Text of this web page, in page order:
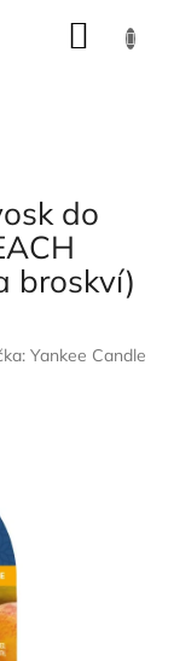
do
broskví)
Yankee Candle